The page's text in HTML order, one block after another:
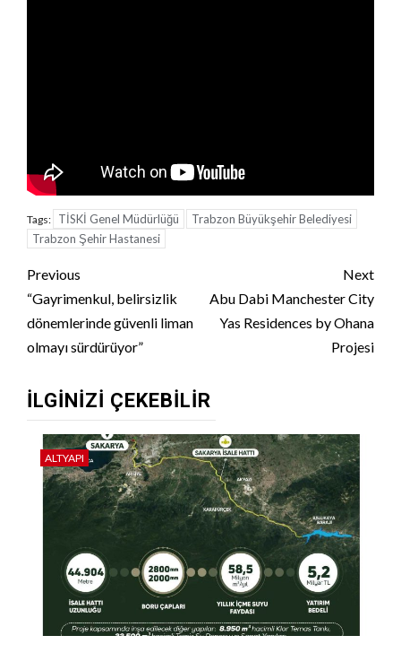
Tags: TİSKİ Genel Müdürlüğü
Trabzon Büyükşehir Belediyesi
Trabzon Şehir Hastanesi
Continue
Reading
Previous
“Gayrimenkul, belirsizlik
dönemlerinde güvenli liman
olmayı sürdürüyor”
Next
Abu Dabi Manchester City
Yas Residences by Ohana
Projesi
İLGINIZI ÇEKEBILIR
ALTYAPI